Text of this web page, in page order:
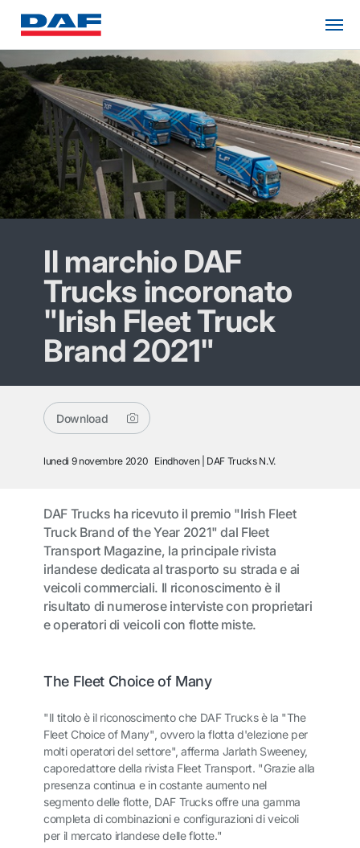
Il marchio DAF
Trucks incoronato
"Irish Fleet Truck
Brand 2021"
Download
lunedì 9 novembre 2020 Eindhoven DAF Trucks N.V.
DAF Trucks ha ricevuto il premio "Irish Fleet
Truck Brand of the Year 2021" dal Fleet
Transport Magazine, la principale rivista
irlandese dedicata al trasporto su strada e ai
veicoli commerciali. Il riconoscimento è il
risultato di numerose interviste con proprietari
e operatori di veicoli con flotte miste.
The Fleet Choice of Many
"Il titolo è il riconoscimento che DAF Trucks è la "The
Fleet Choice of Many", ovvero la flotta d'elezione per
molti operatori del settore", afferma Jarlath Sweeney,
caporedattore della rivista Fleet Transport. "Grazie alla
presenza continua e in costante aumento nel
segmento delle flotte, DAF Trucks offre una gamma
completa di combinazioni e configurazioni di veicoli
per il mercato irlandese delle flotte."